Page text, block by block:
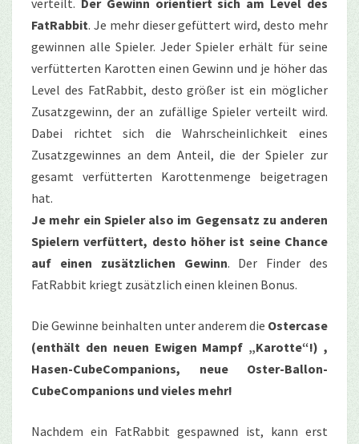
verteilt. Der Gewinn orientiert sich am Level des
FatRabbit. Je mehr dieser gefüttert wird, desto mehr
gewinnen alle Spieler. Jeder Spieler erhält für seine
verfütterten Karotten einen Gewinn und je höher das
Level des FatRabbit, desto größer ist ein möglicher
Zusatzgewinn, der an zufällige Spieler verteilt wird.
Dabei richtet sich die Wahrscheinlichkeit eines
Zusatzgewinnes an dem Anteil, die der Spieler zur
gesamt verfütterten Karottenmenge beigetragen
hat.
Je mehr ein Spieler also im Gegensatz zu anderen
Spielern verfüttert, desto höher ist seine Chance
auf einen zusätzlichen Gewinn. Der Finder des
FatRabbit kriegt zusätzlich einen kleinen Bonus.
Die Gewinne beinhalten unter anderem die Ostercase
(enthält den neuen Ewigen Mampf „Karotte“!) ,
Hasen-CubeCompanions, neue Oster-Ballon-
CubeCompanions und vieles mehr!
Nachdem ein FatRabbit gespawned ist, kann erst